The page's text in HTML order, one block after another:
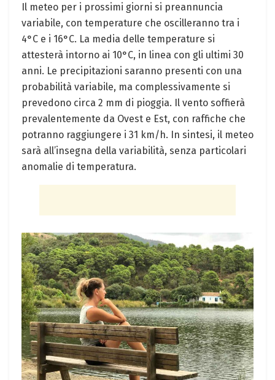
Il meteo per i prossimi giorni si preannuncia
variabile, con temperature che oscilleranno tra i
4°C e i 16°C. La media delle temperature si
attesterà intorno ai 10°C, in linea con gli ultimi 30
anni. Le precipitazioni saranno presenti con una
probabilità variabile, ma complessivamente si
prevedono circa 2 mm di pioggia. Il vento soffierà
prevalentemente da Ovest e Est, con raffiche che
potranno raggiungere i 31 km/h. In sintesi, il meteo
sarà all’insegna della variabilità, senza particolari
anomalie di temperatura.